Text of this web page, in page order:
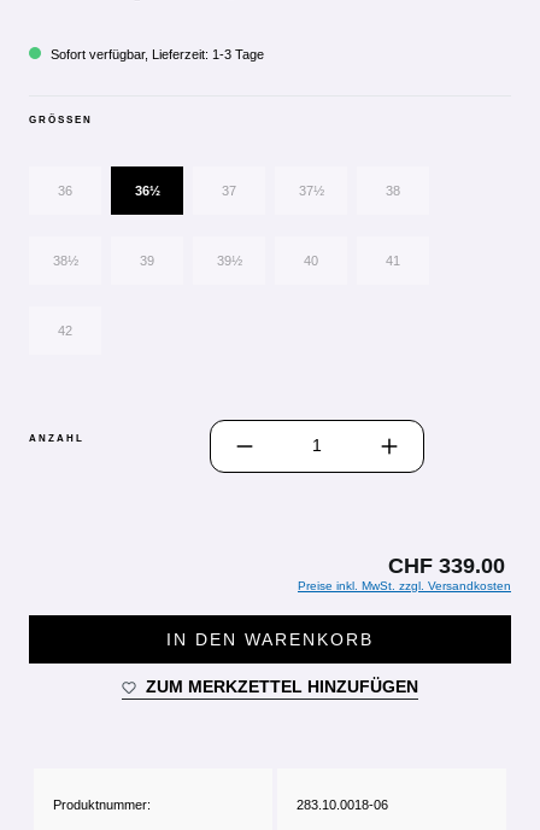
Sofort verfügbar, Lieferzeit: 1-3 Tage
GRÖSSEN
36 36½ 37 37½ 38
38½ 39 39½ 40 41
42
ANZAHL
PRODUKT ANZAHL: GIB DEN
CHF 339.00
Preise inkl. MwSt. zzgl. Versandkosten
IN DEN WARENKORB
ZUM MERKZETTEL HINZUFÜGEN
Produktnummer: 283.10.0018-06